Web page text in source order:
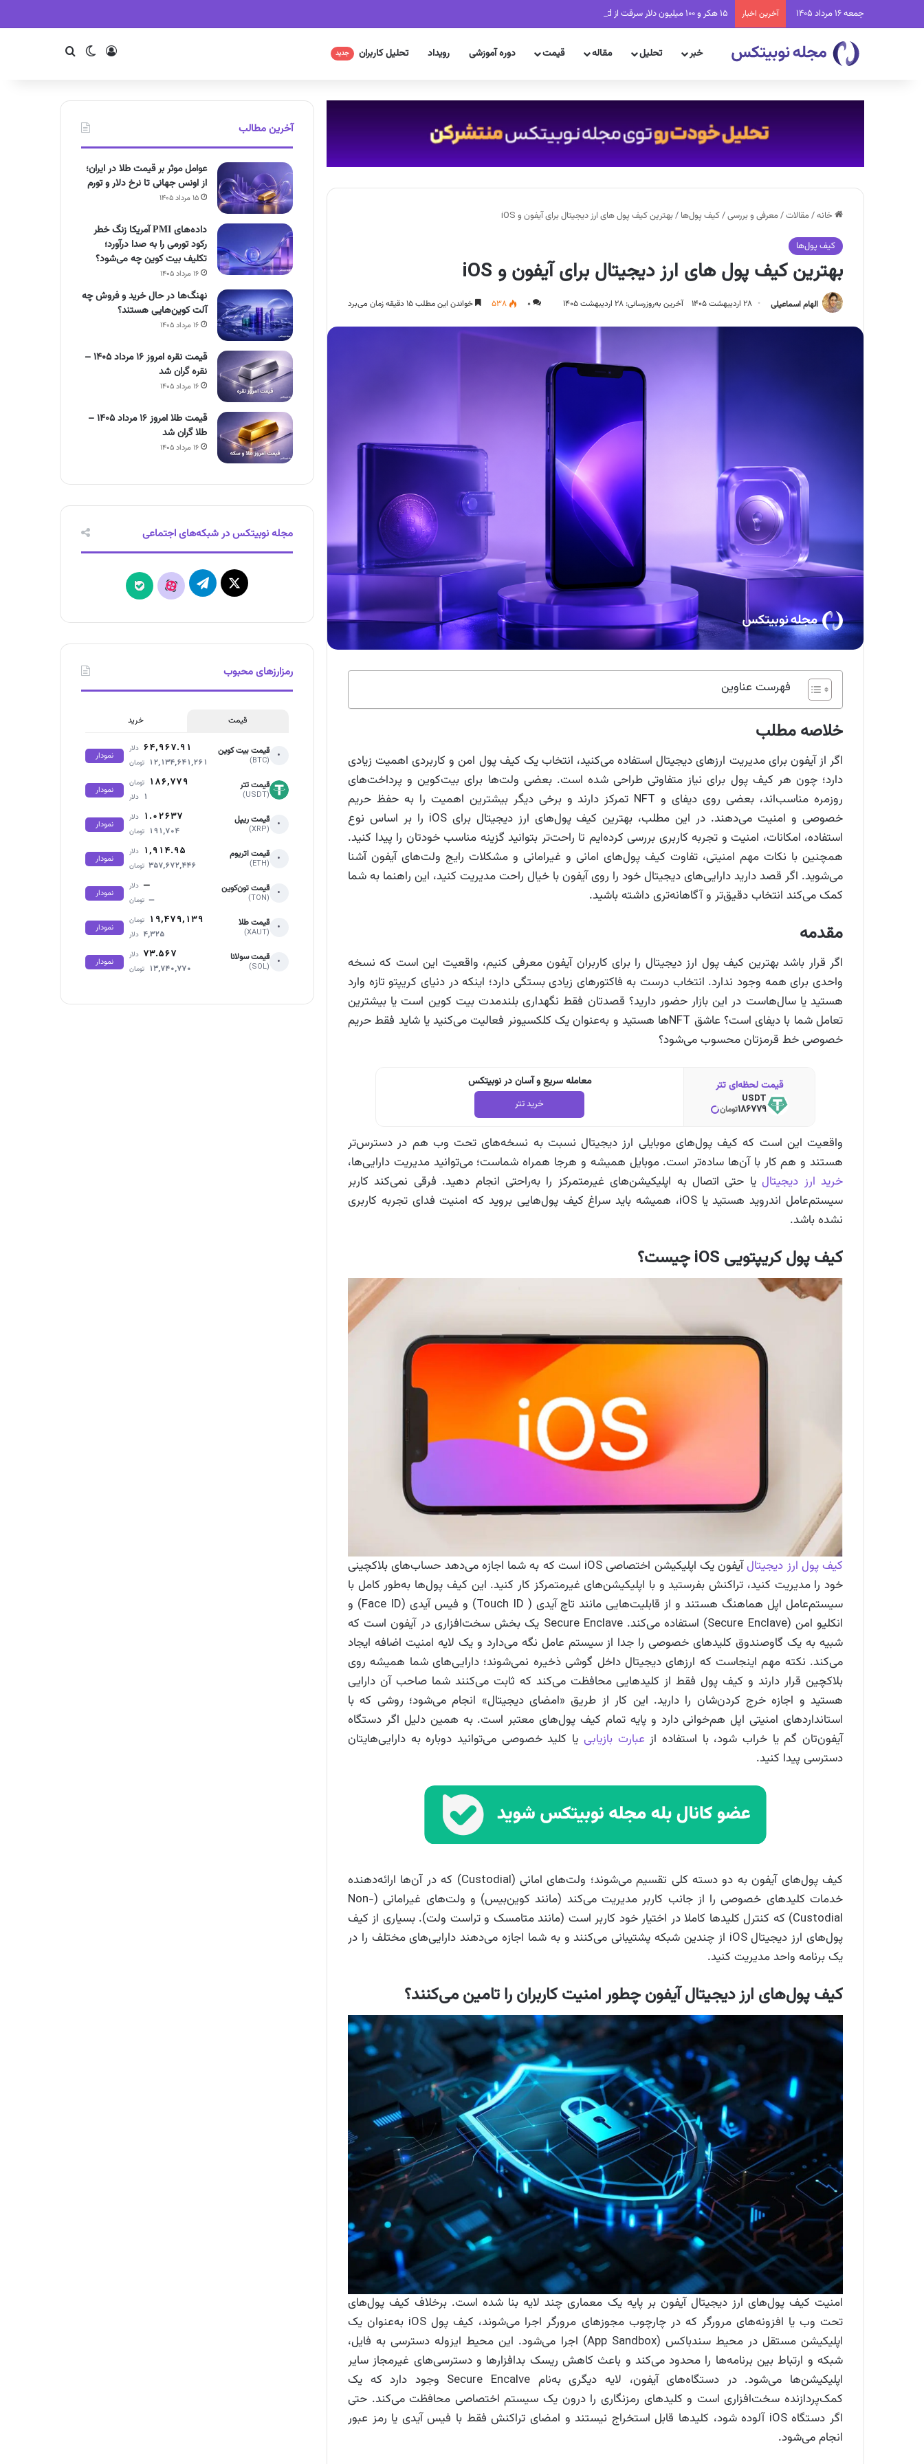
جمعه 16 مرداد 1405 آخرین اخبار ۱۵ هکر و ۱۰۰ میلیون دلار سرقت از Coldcard؛ باگی که فقط با ۲ دلار برطرف می‌شد
خبر تحلیل مقاله قیمت دوره آموزشی رویداد تحلیل کاربران جدید ورودتغییر پوسته
جستجو
خانه/مقالات/معرفی و بررسی/کیف پول‌ها /بهترین کیف پول های ارز دیجیتال برای آیفون و iOS
کیف پول‌ها
بهترین کیف پول های ارز دیجیتال برای آیفون و iOS
الهام اسماعیلی ۲۸ اردیبهشت ۱۴۰۵ آخرین به‌روزرسانی: ۲۸ اردیبهشت ۱۴۰۵ ۰ ۵۳۸ خواندن این مطلب ۱۵ دقیقه زمان می‌برد
فهرست عناوین
خلاصه مطلب
اگر از آیفون برای مدیریت ارزهای دیجیتال استفاده می‌کنید، انتخاب یک کیف پول امن و کاربردی اهمیت زیادی
دارد؛ چون هر کیف پول برای نیاز متفاوتی طراحی شده است. بعضی ولت‌ها برای بیت‌کوین و پرداخت‌های
روزمره مناسب‌اند، بعضی روی دیفای و NFT تمرکز دارند و برخی دیگر بیشترین اهمیت را به حفظ حریم
خصوصی و امنیت می‌دهند. در این مطلب، بهترین کیف پول‌های ارز دیجیتال برای iOS را بر اساس نوع
استفاده، امکانات، امنیت و تجربه کاربری بررسی کرده‌ایم تا راحت‌تر بتوانید گزینه مناسب خودتان را پیدا کنید.
همچنین با نکات مهم امنیتی، تفاوت کیف پول‌های امانی و غیرامانی و مشکلات رایج ولت‌های آیفون آشنا
می‌شوید. اگر قصد دارید دارایی‌های دیجیتال خود را روی آیفون با خیال راحت مدیریت کنید، این راهنما به شما
کمک می‌کند انتخاب دقیق‌تر و آگاهانه‌تری داشته باشید.
مقدمه
اگر قرار باشد بهترین کیف پول ارز دیجیتال را برای کاربران آیفون معرفی کنیم، واقعیت این است که نسخه
واحدی برای همه وجود ندارد. انتخاب درست به فاکتورهای زیادی بستگی دارد؛ اینکه در دنیای کریپتو تازه وارد
هستید یا سال‌هاست در این بازار حضور دارید؟ قصدتان فقط نگهداری بلندمدت بیت کوین است یا بیشترین
تعامل شما با دیفای است؟ عاشق NFTها هستید و به‌عنوان یک کلکسیونر فعالیت می‌کنید یا شاید فقط حریم
خصوصی خط قرمزتان محسوب می‌شود؟
معامله سریع و آسان در نوبیتکس
خرید تتر
قیمت لحظه‌ای تتر
USDT
186779تومان
واقعیت این است که کیف پول‌های موبایلی ارز دیجیتال نسبت به نسخه‌های تحت وب هم در دسترس‌تر
هستند و هم کار با آن‌ها ساده‌تر است. موبایل همیشه و هرجا همراه شماست؛ می‌توانید مدیریت دارایی‌ها،
خرید ارز دیجیتالیا حتی اتصال به اپلیکیشن‌های غیرمتمرکز را به‌راحتی انجام دهید. فرقی نمی‌کند کاربر
سیستم‌عامل اندروید هستید یا iOS، همیشه باید سراغ کیف پول‌هایی بروید که امنیت فدای تجربه کاربری
نشده باشد.
کیف پول کریپتویی iOS چیست؟
کیف پول ارز دیجیتال
آیفون یک اپلیکیشن اختصاصی iOS است که به شما اجازه می‌دهد حساب‌های بلاکچینی
خود را مدیریت کنید، تراکنش‌ بفرستید و با اپلیکیشن‌های غیرمتمرکز کار کنید. این کیف پول‌ها به‌طور کامل با
سیستم‌عامل اپل هماهنگ هستند و از قابلیت‌هایی مانند تاچ آیدی ( Touch ID) و فیس آیدی (Face ID) و
انکلیو امن (Secure Enclave) استفاده می‌کند. Secure Enclave یک بخش سخت‌افزاری در آیفون است که
شبیه به یک گاو‌صندوق کلیدهای خصوصی را جدا از سیستم عامل نگه می‌دارد و یک لایه امنیت اضافه ایجاد
می‌کند. نکته مهم اینجاست که ارزهای دیجیتال داخل گوشی ذخیره نمی‌شوند؛ دارایی‌های شما همیشه روی
بلاکچین قرار دارند و کیف پول فقط از کلیدهایی محافظت می‌کند که ثابت می‌کنند شما صاحب آن دارایی
هستید و اجازه خرج کردن‌شان را دارید. این کار از طریق «امضای دیجیتال» انجام می‌شود؛ روشی که با
استانداردهای امنیتی اپل هم‌خوانی دارد و پایه تمام کیف پول‌های معتبر است. به همین دلیل اگر دستگاه
آیفون‌تان گم یا خراب شود، با استفاده از عبارت بازیابی یا کلید خصوصی می‌توانید دوباره به دارایی‌هایتان
دسترسی پیدا کنید.
کیف پول‌های آیفون به دو دسته کلی تقسیم می‌شوند؛ ولت‌های امانی (Custodial) که در آن‌ها ارائه‌دهنده
خدمات کلیدهای خصوصی را از جانب کاربر مدیریت می‌کند (مانند کوین‌بیس) و ولت‌های غیرامانی (Non-
Custodial) که کنترل کلیدها کاملا در اختیار خود کاربر است (مانند متامسک و تراست ولت). بسیاری از کیف
پول‌های ارز دیجیتال iOS از چندین شبکه پشتیبانی می‌کنند و به شما اجازه می‌دهند دارایی‌های مختلف را در
یک برنامه واحد مدیریت کنید.
کیف پول‌های ارز دیجیتال آیفون چطور امنیت کاربران را تامین می‌کنند؟
امنیت کیف پول‌های ارز دیجیتال آیفون بر پایه یک معماری چند لایه بنا شده است. برخلاف کیف پول‌های
تحت وب یا افزونه‌های مرورگر که در چارچوب مجوزهای مرورگر اجرا می‌شوند، کیف پول iOS به‌عنوان یک
اپلیکیشن مستقل در محیط سندباکس (App Sandbox) اجرا می‌شود. این محیط ایزوله دسترسی به فایل‌،
شبکه و ارتباط بین برنامه‌ها را محدود می‌کند و باعث کاهش ریسک بدافزارها و دسترسی‌های غیرمجاز سایر
اپلیکیشن‌ها می‌شود. در دستگاه‌های آیفون، لایه دیگری به‌‌نام Secure Encalve وجود دارد که یک
کمک‌پردازنده سخت‌افزاری است و کلیدهای رمزنگاری را درون یک سیستم اختصاصی محافظت می‌کند. حتی
اگر دستگاه iOS آلوده شود، کلیدها قابل استخراج نیستند و امضای تراکنش فقط با فیس آیدی یا رمز عبور
انجام می‌شود.
آخرین مطالب
عوامل موثر بر قیمت طلا در ایران؛
از اونس جهانی تا نرخ دلار و تورم
۱۵ مرداد ۱۴۰۵
داده‌های PMI آمریکا زنگ خطر
رکود تورمی را به صدا درآورد؛
تکلیف بیت کوین چه می‌شود؟
۱۶ مرداد ۱۴۰۵
نهنگ‌ها در حال خرید و فروش چه
آلت کوین‌هایی هستند؟
۱۶ مرداد ۱۴۰۵
قیمت نقره امروز ۱۶ مرداد ۱۴۰۵ –
نقره گران شد
۱۶ مرداد ۱۴۰۵
قیمت طلا امروز ۱۶ مرداد ۱۴۰۵ –
طلا گران شد
۱۶ مرداد ۱۴۰۵
مجله نوبیتکس در شبکه‌های اجتماعی
X تلگرام آپارات بله
رمزارزهای محبوب
قیمت خرید
• قیمت بیت کوین
(BTC)
۶۴,۹۶۷.۹۱ دلار
۱۲,۱۳۴,۶۴۱,۲۶۱ تومان
نمودار
قیمت تتر
(USDT)
۱۸۶,۷۷۹ تومان
۱ دلار
نمودار
• قیمت ریپل
(XRP)
۱.۰۲۶۳۷ دلار
۱۹۱,۷۰۴ تومان
نمودار
• قیمت اتریوم
(ETH)
۱,۹۱۴.۹۵ دلار
۳۵۷,۶۷۲,۴۴۶ تومان
نمودار
• قیمت تون‌کوین
(TON)
— دلار
— تومان
نمودار
• قیمت طلا
(XAUT)
۱۹,۴۷۹,۱۳۹ تومان
۴,۳۲۵ دلار
نمودار
• قیمت سولانا
(SOL)
۷۳.۵۶۷ دلار
۱۳,۷۴۰,۷۷۰ تومان
نمودار